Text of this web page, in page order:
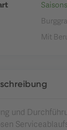
Mit
und